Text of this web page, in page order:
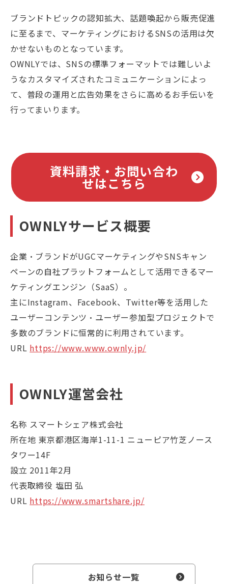
ブランドトピックの認知拡大、話題喚起から販売促進
に至るまで、マーケティングにおけるSNSの活用は欠
かせないものとなっています。
OWNLYでは、SNSの標準フォーマットでは難しいよ
うなカスタマイズされたコミュニケーションによっ
て、普段の運用と広告効果をさらに高めるお手伝いを
行ってまいります。
資料請求・お問い合わ
せはこちら
OWNLYサービス概要
企業・ブランドがUGCマーケティングやSNSキャン
ペーンの自社プラットフォームとして活用できるマー
ケティングエンジン（SaaS）。
主にInstagram、Facebook、Twitter等を活用した
ユーザーコンテンツ・ユーザー参加型プロジェクトで
多数のブランドに恒常的に利用されています。
URL https://www.www.ownly.jp/
OWNLY運営会社
名称 スマートシェア株式会社
所在地 東京都港区海岸1-11-1 ニューピア竹芝ノース
タワー14F
設立 2011年2月
代表取締役 塩田 弘
URL https://www.smartshare.jp/
お知らせ一覧